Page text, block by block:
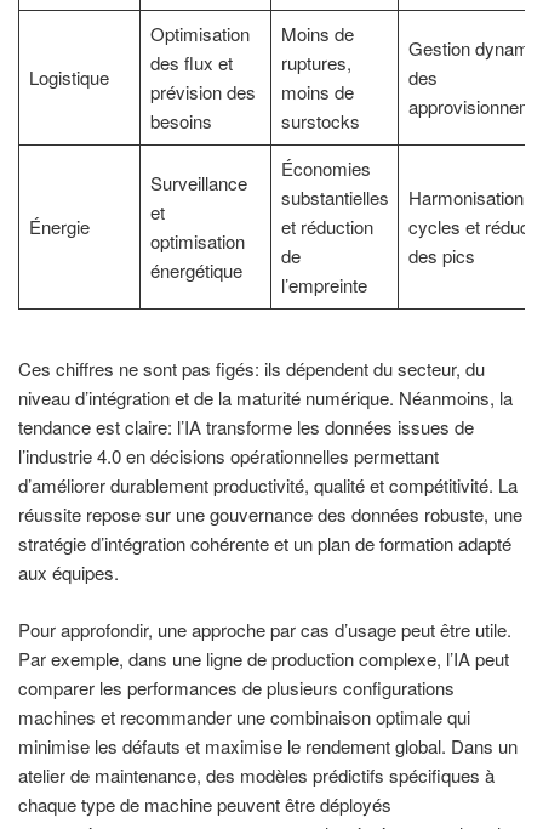
Logistique
Optimisation
des flux et
prévision des
besoins
Moins de
ruptures,
moins de
surstocks
Gestion
des
Énergie
Surveillance
et
optimisation
énergétique
Économies
substantielles
et réduction
de
l’empreinte
Harmonisation
cycles et
des pics
Ces chiffres ne sont pas figés: ils dépendent du secteur, du
niveau d’intégration et de la maturité numérique. Néanmoins, la
tendance est claire: l’IA transforme les données issues de
l’industrie 4.0 en décisions opérationnelles permettant
d’améliorer durablement productivité, qualité et compétitivité. La
réussite repose sur une gouvernance des données robuste, une
stratégie d’intégration cohérente et un plan de formation adapté
aux équipes.
Pour approfondir, une approche par cas d’usage peut être utile.
Par exemple, dans une ligne de production complexe, l’IA peut
comparer les performances de plusieurs configurations
machines et recommander une combinaison optimale qui
minimise les défauts et maximise le rendement global. Dans un
atelier de maintenance, des modèles prédictifs spécifiques à
chaque type de machine peuvent être déployés